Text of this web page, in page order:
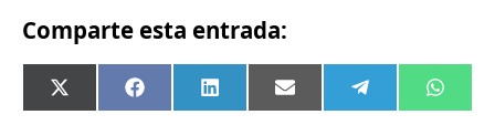
Comparte esta entrada:
Compartir
en
X
(Twitter)
Compartir
en
FacebookCompartir
en
LinkedInCompartir
en
Email Compartir
en
Telegram
en